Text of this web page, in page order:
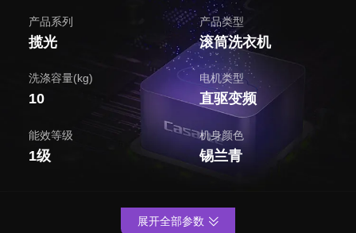
产品系列
揽光
产品类型
滚筒洗衣机
洗涤容量(kg)
10
电机类型
直驱变频
能效等级
1级
机身颜色
锡兰青
展开全部参数